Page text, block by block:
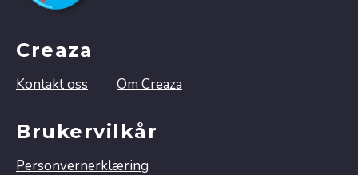
Creaza
Kontakt oss Om Creaza
Brukervilkår
Personvernerklæring